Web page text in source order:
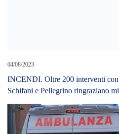
28/06/2026
Frontale sulla Messina-Palermo a
ferito grave